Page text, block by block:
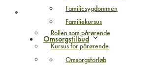
Familiesygdommen
Familiekursus
Omsorgstilbud
Omsorgsforløb
Pårørende
Rollen som pårørende
Kursus for pårørende
Familiesygdommen